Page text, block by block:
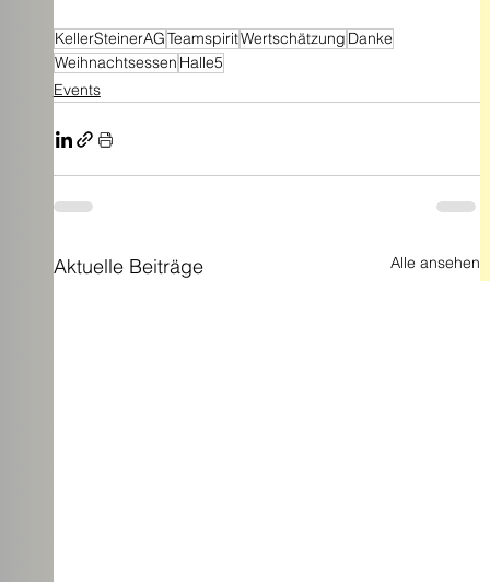
KellerSteinerAGTeamspiritWertschätzung Danke
Weihnachtsessen Halle5
Events
Aktuelle Beiträge Alle ansehen